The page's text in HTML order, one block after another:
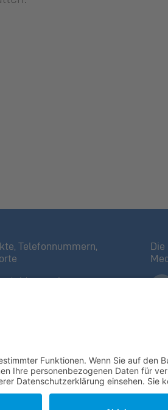
Telefonnummern,
anzeigen